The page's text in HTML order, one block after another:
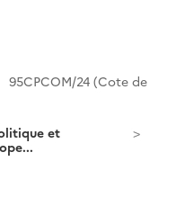
95CPCOM/24 (Cote de
et